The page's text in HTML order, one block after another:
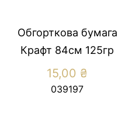
Обгорткова бумага
Крафт 84см 125гр
15,00 ₴
039197